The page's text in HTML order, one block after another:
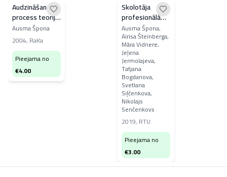
Audzināšanas
process teorijā
un praksē
Ausma Špona
2004, RaKa
Pieejama no
€4.00
Skolotāja
profesionālā
identitāte
Ausma Špona,
Airisa Šteinberga,
Māra Vidnere,
Jeļena
Jermolajeva,
Tatjana
Bogdanova,
Svetlana
Siļčenkova,
Nikolajs
Senčenkovs
2019, RTU
Pieejama no
€3.00